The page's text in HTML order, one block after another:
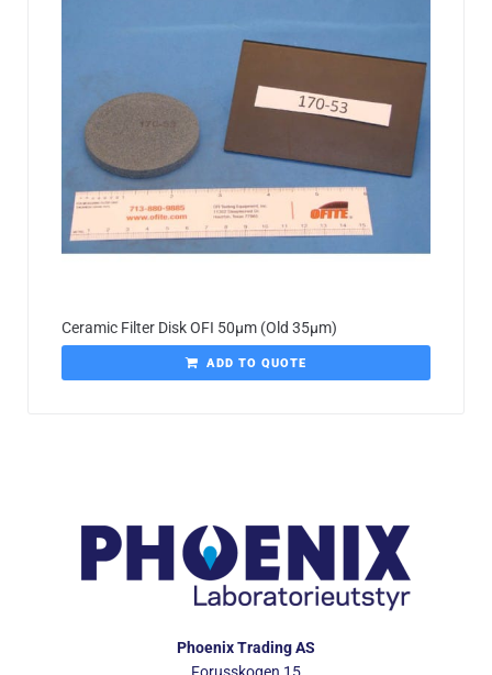
Ceramic Filter Disk OFI 50µm (Old 35µm)
ADD TO QUOTE
Phoenix Trading AS